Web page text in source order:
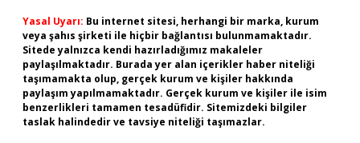
Yasal Uyarı: Bu internet sitesi, herhangi bir marka, kurum
veya şahıs şirketi ile hiçbir bağlantısı bulunmamaktadır.
Sitede yalnızca kendi hazırladığımız makaleler
paylaşılmaktadır. Burada yer alan içerikler haber niteliği
taşımamakta olup, gerçek kurum ve kişiler hakkında
paylaşım yapılmamaktadır. Gerçek kurum ve kişiler ile isim
benzerlikleri tamamen tesadüfidir. Sitemizdeki bilgiler
taslak halindedir ve tavsiye niteliği taşımazlar.